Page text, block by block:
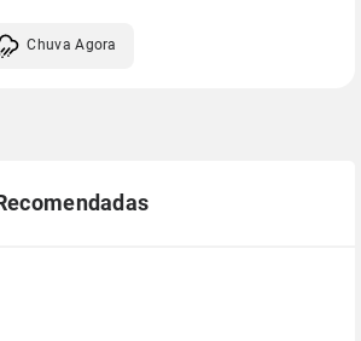
Chuva Agora